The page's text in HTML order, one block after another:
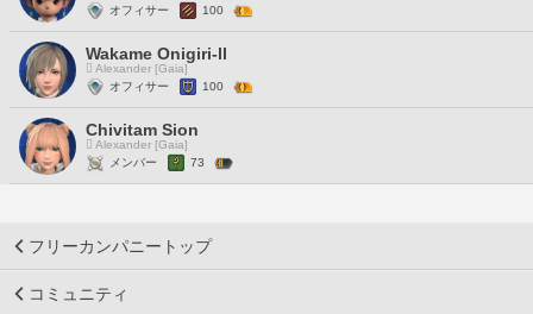
オフィサー
100
Wakame Onigiri-ll
Alexander [Gaia]
オフィサー
100
Chivitam Sion
Alexander [Gaia]
メンバー
73
フリーカンパニートップ
コミュニティ